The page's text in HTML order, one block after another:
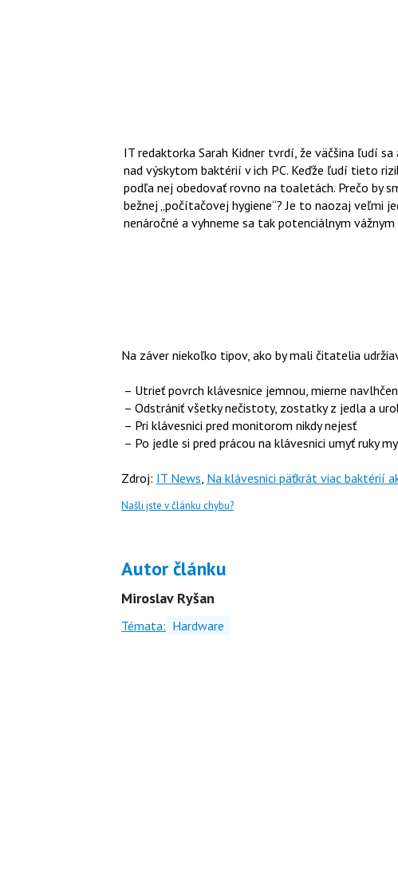
IT redaktorka Sarah Kidner tvrdí, že väčšina ľudí
nad výskytom baktérií v ich PC. Keďže ľudí tieto
podľa nej obedovať rovno na toaletách. Prečo by
bežnej „počítačovej hygiene“? Je to naozaj veľmi
nenáročné a vyhneme sa tak potenciálnym
Na záver niekoľko tipov, ako by mali čitatelia
– Utrieť povrch klávesnice jemnou, mierne
– Odstrániť všetky nečistoty, zostatky z jedla a
– Pri klávesnici pred monitorom nikdy nejesť
– Po jedle si pred prácou na klávesnici umyť ruky
Zdroj: IT News Na klávesnici päťkrát viac baktérií
Našli jste v článku chybu?
Autor článku
Miroslav Ryšan
Témata: Hardware